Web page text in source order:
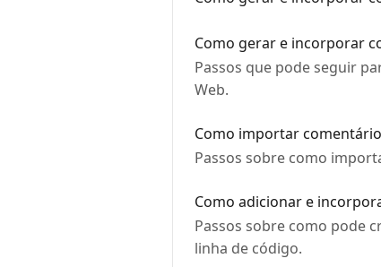
Como gerar e incorporar
Passos que pode seguir
Web.
Como importar
Passos sobre como
Como adicionar e
Passos sobre como pode
linha de código.